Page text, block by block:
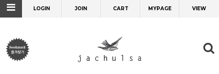
LOGIN JOIN CART MYPAGE VIEW